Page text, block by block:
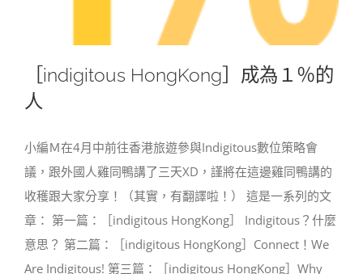
［indigitous HongKong］成為１％的
人
小編Ｍ在4月中前往香港旅遊參與Indigitous數位策略會
議，跟外國人雞同鴨講了三天XD，謹將在這邊雞同鴨講的
收穫跟大家分享！（其實，有翻譯啦！） 這是一系列的文
章： 第一篇：［indigitous HongKong］ Indigitous？什麼
意思？ 第二篇：［indigitous HongKong］Connect！We
Are Indigitous! 第三篇：［indigitous HongKong］Why